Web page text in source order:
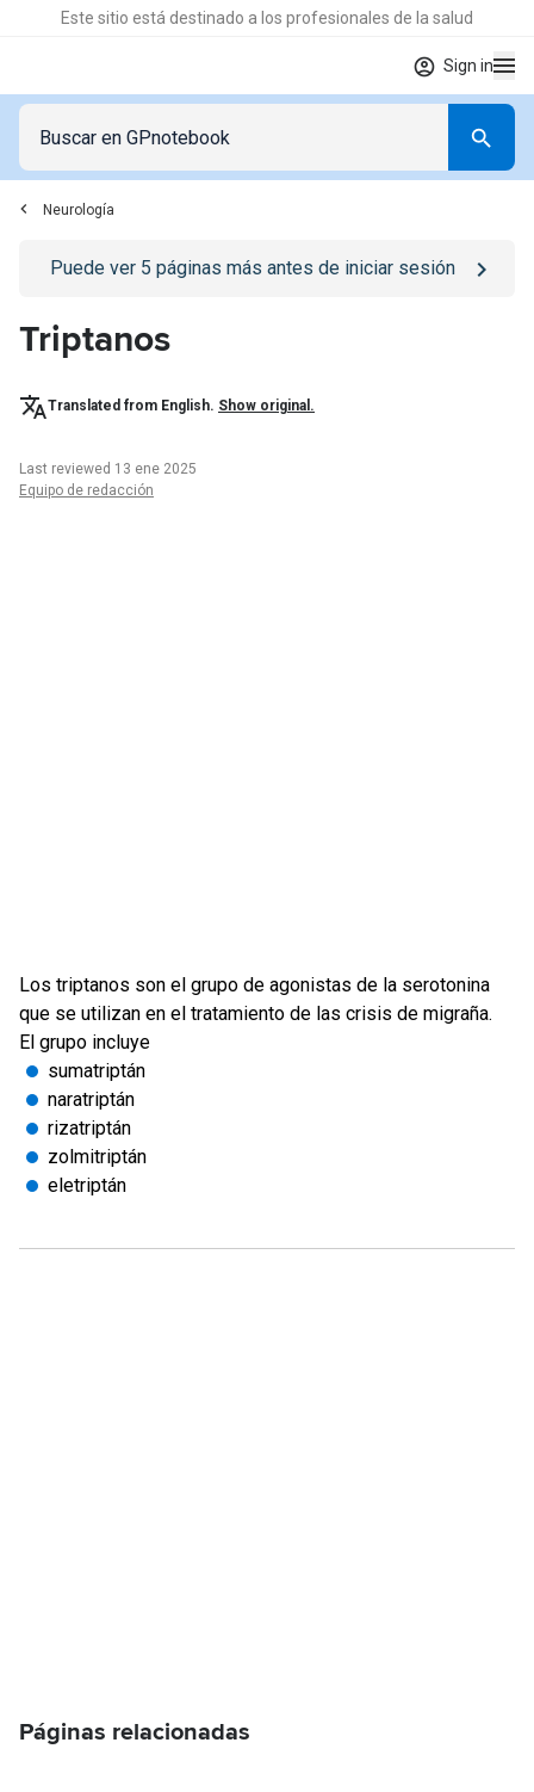
Este sitio está destinado a los profesionales de la salud
Sign in
Neurología
Go to/iniciar-sesionpage
Puede ver 5 páginas más antes de iniciar sesión
Triptanos
Translated from English. Show original.
Last reviewed 13 ene 2025
Equipo de redacción
Los triptanos son el grupo de agonistas de la serotonina
que se utilizan en el tratamiento de las crisis de migraña.
El grupo incluye
sumatriptán
naratriptán
rizatriptán
zolmitriptán
eletriptán
Páginas relacionadas